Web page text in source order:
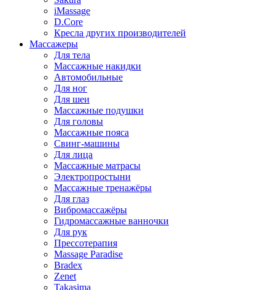
iMassage
D.Core
Кресла других производителей
Массажеры
Для тела
Массажные накидки
Автомобильные
Для ног
Для шеи
Массажные подушки
Для головы
Массажные пояса
Свинг-машины
Для лица
Массажные матрасы
Электропростыни
Массажные тренажёры
Для глаз
Вибромассажёры
Гидромассажные ванночки
Для рук
Прессотерапия
Massage Paradise
Bradex
Zenet
Takasima